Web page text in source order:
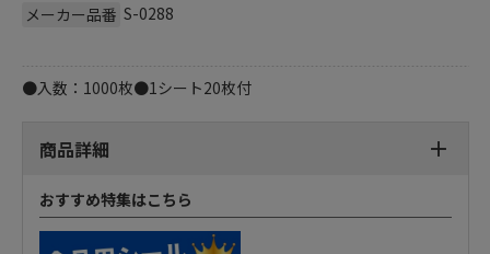
メーカー品番 S-0288
●入数：1000枚●1シート20枚付
商品詳細
おすすめ特集はこちら